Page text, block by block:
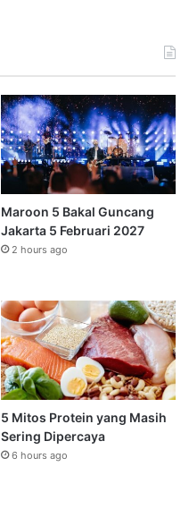
Maroon 5 Bakal Guncang
Jakarta 5 Februari 2027
2 hours ago
5 Mitos Protein yang Masih
Sering Dipercaya
6 hours ago